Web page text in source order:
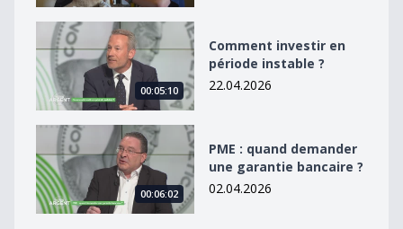
Comment investir en période instable ?
00:05:10
Comment investir en
période instable ?
22.04.2026
PME : quand demander une garantie bancaire ?
00:06:02
PME : quand demander
une garantie bancaire ?
02.04.2026